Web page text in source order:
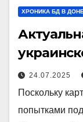
ХРОНИКА БД В
24.07.2025
Поскольку
попытками